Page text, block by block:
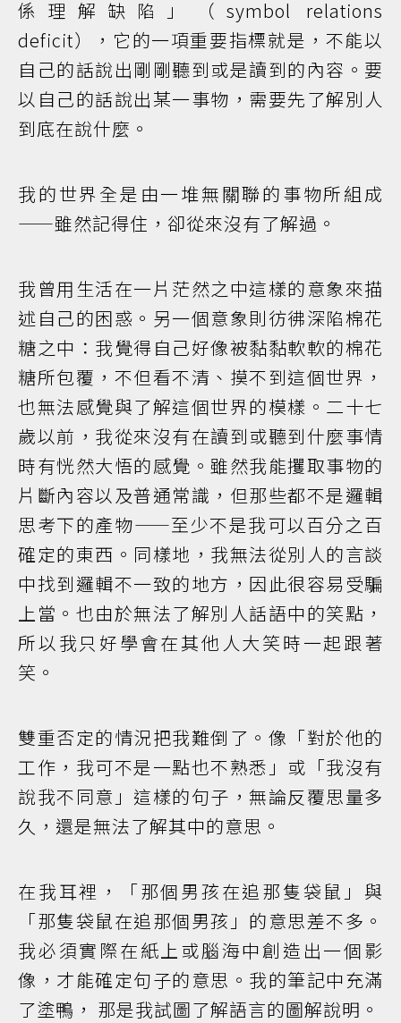
係理解缺陷」（symbol relations
deficit），它的一項重要指標就是，不能以
自己的話說出剛剛聽到或是讀到的內容。要
以自己的話說出某一事物，需要先了解別人
到底在說什麼。
我的世界全是由一堆無關聯的事物所組成
——雖然記得住，卻從來沒有了解過。
我曾用生活在一片茫然之中這樣的意象來描
述自己的困惑。另一個意象則彷彿深陷棉花
糖之中：我覺得自己好像被黏黏軟軟的棉花
糖所包覆，不但看不清、摸不到這個世界，
也無法感覺與了解這個世界的模樣。二十七
歲以前，我從來沒有在讀到或聽到什麼事情
時有恍然大悟的感覺。雖然我能攫取事物的
片斷內容以及普通常識，但那些都不是邏輯
思考下的產物——至少不是我可以百分之百
確定的東西。同樣地，我無法從別人的言談
中找到邏輯不一致的地方，因此很容易受騙
上當。也由於無法了解別人話語中的笑點，
所以我只好學會在其他人大笑時一起跟著
笑。
雙重否定的情況把我難倒了。像「對於他的
工作，我可不是一點也不熟悉」或「我沒有
說我不同意」這樣的句子，無論反覆思量多
久，還是無法了解其中的意思。
在我耳裡，「那個男孩在追那隻袋鼠」與
「那隻袋鼠在追那個男孩」的意思差不多。
我必須實際在紙上或腦海中創造出一個影
像，才能確定句子的意思。我的筆記中充滿
了塗鴨， 那是我試圖了解語言的圖解說明。